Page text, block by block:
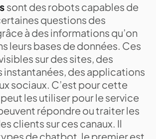
sont des robots capables de
questions des
à des informations qu’on
leurs bases de données. Ces
sur des sites, des
instantanées, des applications
sociaux. C’est pour cette
peut les utiliser pour le service
répondre ou traiter les
clients sur ces canaux. Il
de chatbot, le premier est